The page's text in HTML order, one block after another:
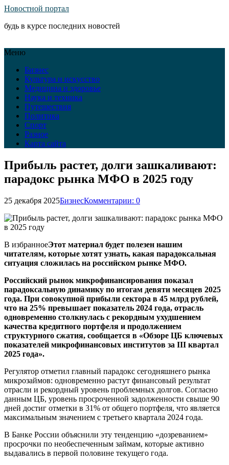
Новостной портал
будь в курсе последних новостей
Меню
Бизнес
Культура и искусство
Медицина и здоровье
Наука и техника
Путешествия
Политика
Спорт
Разное
Карта сайта
Прибыль растет, долги зашкаливают:
парадокс рынка МФО в 2025 году
25 декабря 2025БизнесКомментарии: 0
В избранноеЭтот материал будет полезен нашим
читателям, которые хотят узнать, какая парадоксальная
ситуация сложилась на российском рынке МФО.
Российский рынок микрофинансирования показал
парадоксальную динамику по итогам девяти месяцев 2025
года. При совокупной прибыли сектора в 45 млрд рублей,
что на 25% превышает показатель 2024 года, отрасль
одновременно столкнулась с рекордным ухудшением
качества кредитного портфеля и продолжением
структурного сжатия, сообщается в «Обзоре ЦБ ключевых
показателей микрофинансовых институтов за III квартал
2025 года».
Регулятор отметил главный парадокс сегодняшнего рынка
микрозаймов: одновременно растут финансовый результат
отрасли и рекордный уровень проблемных долгов. Согласно
данным ЦБ, уровень просроченной задолженности свыше 90
дней достиг отметки в 31% от общего портфеля, что является
максимальным значением с третьего квартала 2024 года.
В Банке России объяснили эту тенденцию «дозреванием»
просрочки по необеспеченным займам, которые активно
выдавались в первой половине текущего года.